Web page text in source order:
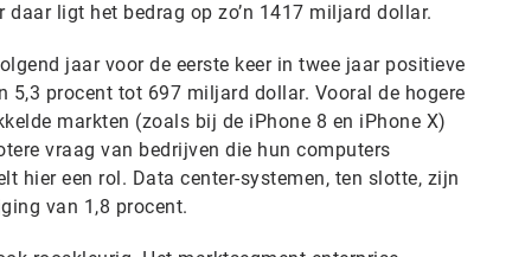
ligt het bedrag op zo’n 1417 miljard dollar.
jaar voor de eerste keer in twee jaar positieve
5,3 procent tot 697 miljard dollar. Vooral de hogere
markten (zoals bij de iPhone 8 en iPhone X)
vraag van bedrijven die hun computers
hier een rol. Data center-systemen, ten slotte, zijn
van 1,8 procent.